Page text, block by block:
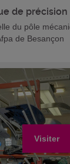
de précision
du pôle
de Besançon
Visiter